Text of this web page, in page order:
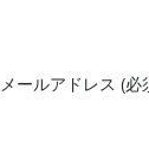
メールアドレス (必